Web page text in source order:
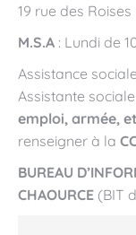
19 rue des Roises
M.S.A : Lundi de
Assistance sociale
Assistante sociale
emploi, armée,
renseigner à la
BUREAU
CHAOURCE (BIT